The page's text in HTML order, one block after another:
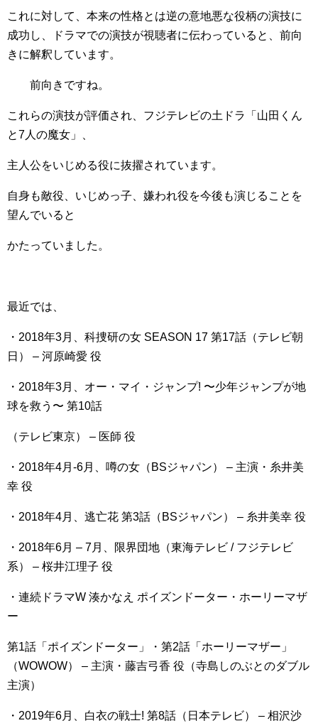
これに対して、本来の性格とは逆の意地悪な役柄の演技に
成功し、ドラマでの演技が視聴者に伝わっていると、前向
きに解釈しています。
前向きですね。
これらの演技が評価され、フジテレビの土ドラ「山田くん
と7人の魔女」、
主人公をいじめる役に抜擢されています。
自身も敵役、いじめっ子、嫌われ役を今後も演じることを
望んでいると
かたっていました。
最近では、
・2018年3月、科捜研の女 SEASON 17 第17話（テレビ朝
日） – 河原崎愛 役
・2018年3月、オー・マイ・ジャンプ! 〜少年ジャンプが地
球を救う〜 第10話
（テレビ東京） – 医師 役
・2018年4月-6月、噂の女（BSジャパン） – 主演・糸井美
幸 役
・2018年4月、逃亡花 第3話（BSジャパン） – 糸井美幸 役
・2018年6月 – 7月、限界団地（東海テレビ / フジテレビ
系） – 桜井江理子 役
・連続ドラマW 湊かなえ ポイズンドーター・ホーリーマザ
ー
第1話「ポイズンドーター」・第2話「ホーリーマザー」
（WOWOW） – 主演・藤吉弓香 役（寺島しのぶとのダブル
主演）
・2019年6月、白衣の戦士! 第8話（日本テレビ） – 相沢沙